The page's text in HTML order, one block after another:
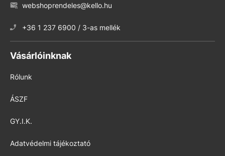
webshoprendeles@kello.hu
+36 1 237 6900 / 3-as mellék
Vásárlóinknak
Rólunk
ÁSZF
GY.I.K.
Adatvédelmi tájékoztató